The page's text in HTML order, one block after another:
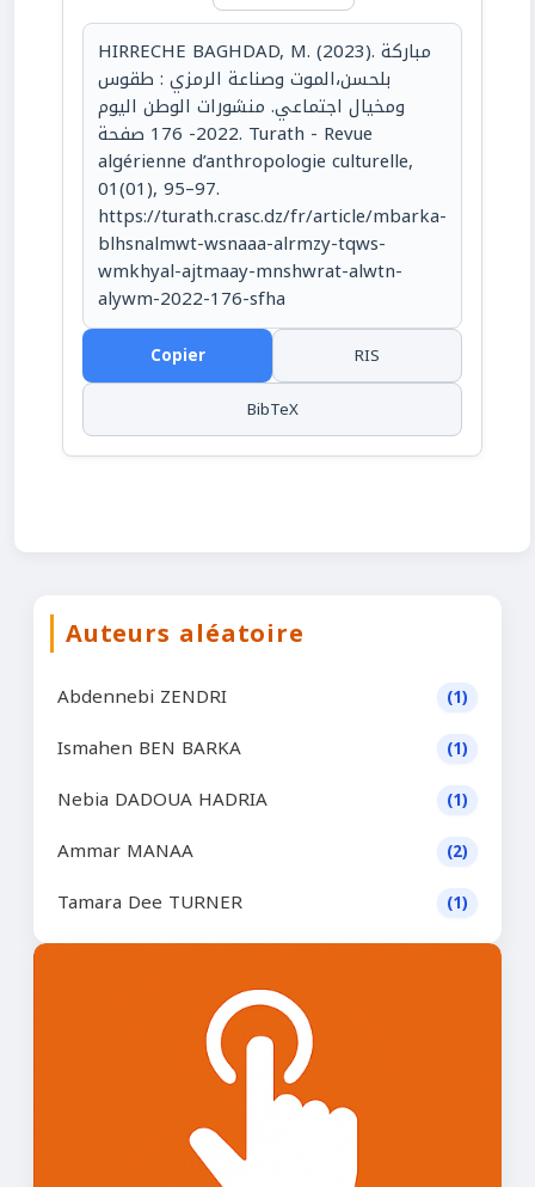
HIRRECHE BAGHDAD, M. (2023). مباركة
بلحسن،الموت وصناعة الرمزي : طقوس
ومخيال اجتماعي. منشورات الوطن اليوم
2022- 176 صفحة. Turath - Revue
algérienne d’anthropologie culturelle,
01(01), 95–97.
https://turath.crasc.dz/fr/article/mbarka-
blhsnalmwt-wsnaaa-alrmzy-tqws-
wmkhyal-ajtmaay-mnshwrat-alwtn-
alywm-2022-176-sfha
Copier
RIS
BibTeX
Auteurs aléatoire
Abdennebi ZENDRI (1)
Ismahen BEN BARKA (1)
Nebia DADOUA HADRIA (1)
Ammar MANAA (2)
Tamara Dee TURNER (1)